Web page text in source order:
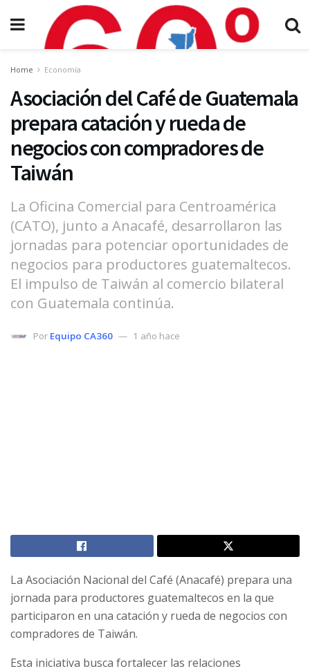
Home Economía
Asociación del Café de Guatemala
prepara catación y rueda de
negocios con compradores de
Taiwán
La Oficina Comercial para Centroamérica
(CATO), junto a Anacafé, desarrollaron las
jornadas para potenciar oportunidades de
negocios para productores guatemaltecos.
El impulso de Taiwán al comercio bilateral
con Guatemala continúa.
Por Equipo CA360 1 año hace
La Asociación Nacional del Café (Anacafé) prepara una
jornada para productores guatemaltecos en la que
participaron en una catación y rueda de negocios con
compradores de Taiwán.
Esta iniciativa busca fortalecer las relaciones